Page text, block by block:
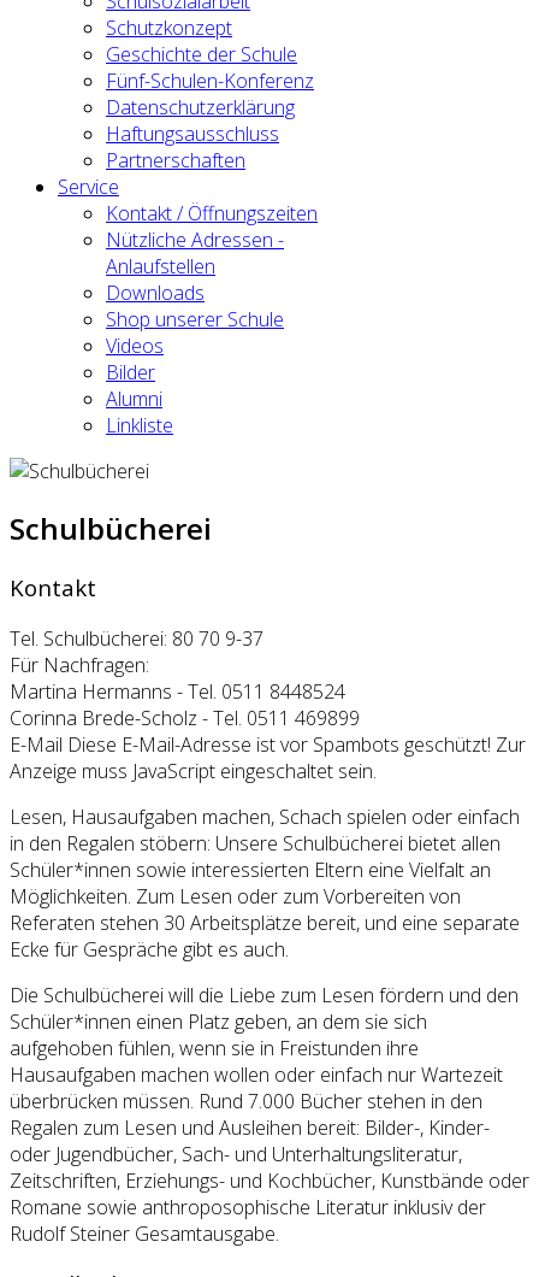
Schutzkonzept
Geschichte der Schule
Fünf-Schulen-Konferenz
Datenschutzerklärung
Haftungsausschluss
Partnerschaften
Service
Kontakt / Öffnungszeiten
Nützliche Adressen -
Anlaufstellen
Downloads
Shop unserer Schule
Videos
Bilder
Alumni
Linkliste
Schulbücherei
Kontakt
Tel. Schulbücherei: 80 70 9-37
Für Nachfragen:
Martina Hermanns - Tel. 0511 8448524
Corinna Brede-Scholz - Tel. 0511 469899
E-Mail Diese E-Mail-Adresse ist vor Spambots geschützt! Zur
Anzeige muss JavaScript eingeschaltet sein.
Lesen, Hausaufgaben machen, Schach spielen oder einfach
in den Regalen stöbern: Unsere Schulbücherei bietet allen
Schüler*innen sowie interessierten Eltern eine Vielfalt an
Möglichkeiten. Zum Lesen oder zum Vorbereiten von
Referaten stehen 30 Arbeitsplätze bereit, und eine separate
Ecke für Gespräche gibt es auch.
Die Schulbücherei will die Liebe zum Lesen fördern und den
Schüler*innen einen Platz geben, an dem sie sich
aufgehoben fühlen, wenn sie in Freistunden ihre
Hausaufgaben machen wollen oder einfach nur Wartezeit
überbrücken müssen. Rund 7.000 Bücher stehen in den
Regalen zum Lesen und Ausleihen bereit: Bilder-, Kinder-
oder Jugendbücher, Sach- und Unterhaltungsliteratur,
Zeitschriften, Erziehungs- und Kochbücher, Kunstbände oder
Romane sowie anthroposophische Literatur inklusiv der
Rudolf Steiner Gesamtausgabe.